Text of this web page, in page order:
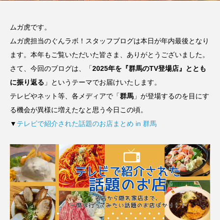
ムガ虎です。
ムガ虎担当のぐんラボ！スタッフブログは本日が年内最後となり
ます。本年もご覧いただいた皆さま、ありがとうございました。
さて、今回のブログは、「2025年を『群馬のTV登場店』ととも
に振り返る 」というテーマでお届けいたします。
テレビやネット等、各メディアで「群馬 」が登場するのを目にす
る機会が異様に増えたなと思う今日この頃。
▼ テレビで紹介された話題のお店まとめ in 群馬